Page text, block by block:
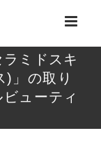
ミドスキ
)」の取り
ューティ